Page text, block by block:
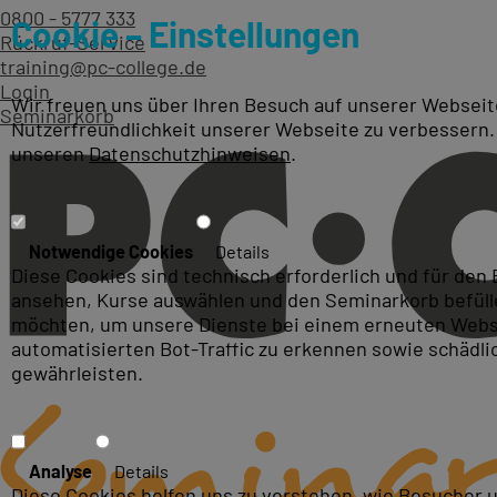
0800 - 5777 333
Rückruf-Service
training@pc-college.de
Login
Seminarkorb
Unsere Referenzen
Cookie – Einstellungen
Wir freuen uns über Ihren Besuch auf unserer
Nutzerfreundlichkeit unserer Webseite zu
unserenDatenschutzhinweisen.
Notwendige Cookies Details
Diese Cookies sind technisch erforderlich und für
ansehen, Kurse auswählen und den Seminarkorb
möchten, um unsere Dienste bei einem erneuten
automatisierten Bot-Traffic zu erkennen sowie
gewährleisten.
Analyse Details